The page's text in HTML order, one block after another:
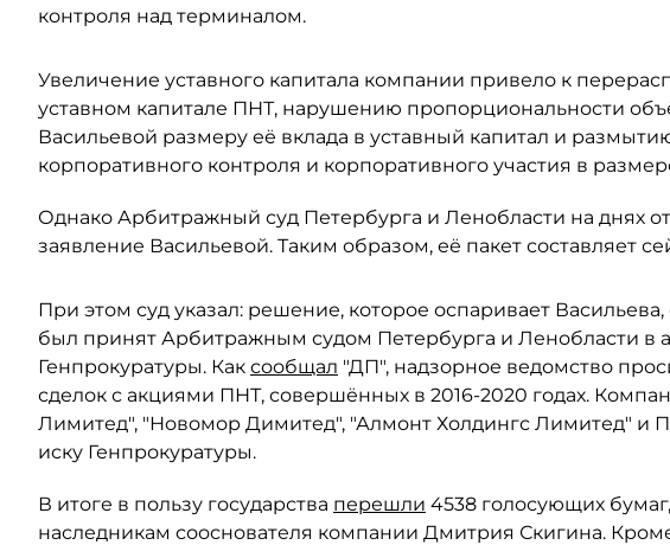
контроля над терминалом.
Увеличение уставного капитала компании привело к
уставном капитале ПНТ, нарушению пропорциональности
Васильевой размеру её вклада в уставный капитал и
корпоративного контроля и корпоративного участия в
Однако Арбитражный суд Петербурга и Ленобласти на днях
заявление Васильевой. Таким образом, её пакет составляет
При этом суд указал: решение, которое оспаривает
был принят Арбитражным судом Петербурга и Ленобласти в
Генпрокуратуры. Как сообщал "ДП", надзорное ведомство
сделок с акциями ПНТ, совершённых в 2016-2020 годах.
Лимитед", "Новомор Димитед", "Алмонт Холдингс Лимитед" и
иску Генпрокуратуры.
В итоге в пользу государства перешли 4538 голосующих
наследникам сооснователя компании Дмитрия Скигина.